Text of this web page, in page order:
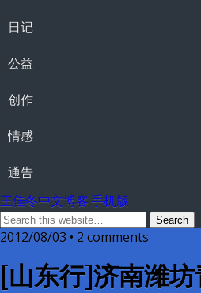
日记
公益
创作
情感
通告
王佳冬中文博客 手机版
2012/08/03 • 2 comments
[山东行]济南潍